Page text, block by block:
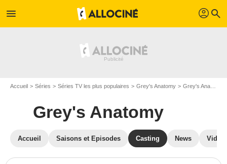
menu profil search
Accueil Séries Séries TV les plus populaires Grey's Anatomy Grey's Anatomy S02
Grey's Anatomy
Accueil Saisons et Episodes Casting News